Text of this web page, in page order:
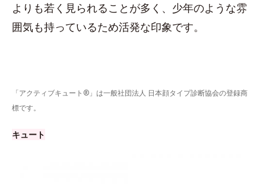
よりも若く見られることが多く、少年のような雰
囲気も持っているため活発な印象です。
「アクティブキュート®」は一般社団法人 日本顔タイプ診断協会の登録商
標です。
キュート